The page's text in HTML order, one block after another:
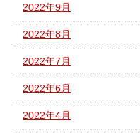
2022年9月
2022年8月
2022年7月
2022年6月
2022年4月